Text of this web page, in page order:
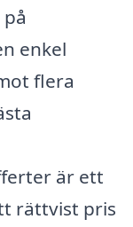
enkel
flera
är ett
rättvist pris